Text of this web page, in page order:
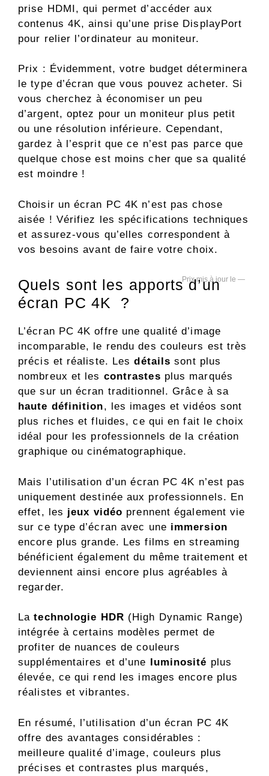
prise HDMI, qui permet d’accéder aux
contenus 4K, ainsi qu’une prise DisplayPort
pour relier l’ordinateur au moniteur.
Prix : Évidemment, votre budget déterminera
le type d’écran que vous pouvez acheter. Si
vous cherchez à économiser un peu
d’argent, optez pour un moniteur plus petit
ou une résolution inférieure. Cependant,
gardez à l’esprit que ce n’est pas parce que
quelque chose est moins cher que sa qualité
est moindre !
Choisir un écran PC 4K n’est pas chose
aisée ! Vérifiez les spécifications techniques
et assurez-vous qu’elles correspondent à
vos besoins avant de faire votre choix.
—
Quels sont les apports d’un
écran PC 4K ?
L’écran PC 4K offre une qualité d’image
incomparable, le rendu des couleurs est très
précis et réaliste. Lesdétails sont plus
nombreux et les contrastes plus marqués
que sur un écran traditionnel. Grâce à sa
haute définition, les images et vidéos sont
plus riches et fluides, ce qui en fait le choix
idéal pour les professionnels de la création
graphique ou cinématographique.
Mais l’utilisation d’un écran PC 4K n’est pas
uniquement destinée aux professionnels. En
effet, les jeux vidéo prennent également vie
sur ce type d’écran avec une immersion
encore plus grande. Les films en streaming
bénéficient également du même traitement et
deviennent ainsi encore plus agréables à
regarder.
Latechnologie HDR (High Dynamic Range)
intégrée à certains modèles permet de
profiter de nuances de couleurs
supplémentaires et d’une luminosité plus
élevée, ce qui rend les images encore plus
réalistes et vibrantes.
En résumé, l’utilisation d’un écran PC 4K
offre des avantages considérables :
meilleure qualité d’image, couleurs plus
précises et contrastes plus marqués,